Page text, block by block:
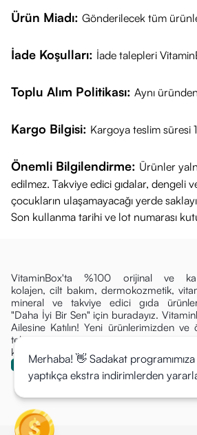
Ürün Miadı: Gönderilecek tüm
İade Koşulları: İade talepleri
Toplu Alım Politikası: Aynı
Kargo Bilgisi: Kargoya teslim süresi
Önemli Bilgilendirme: Ürünler
edilmez. Takviye edici gıdalar, dengeli
çocukların ulaşamayacağı yerde
Son kullanma tarihi ve lot numarası
VitaminBox'ta %100 orijinal ve
kolajen, cilt bakım, dermokozmetik,
mineral ve takviye edici gıda
"Daha İyi Bir Sen" için buradayız.
Ailesine Katılın! Yeni ürünlerimizden ve
tekliflerden ilk siz haberdar olun,
kaçırmayın!
Merhaba! 👋 Sadakat
yaptıkça ekstra indirimlerden